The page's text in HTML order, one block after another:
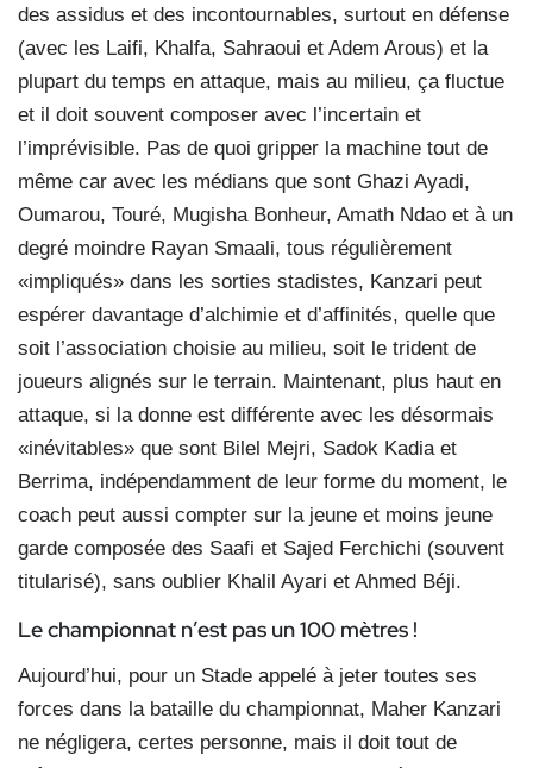
des assidus et des incontournables, surtout en défense
(avec les Laifi, Khalfa, Sahraoui et Adem Arous) et la
plupart du temps en attaque, mais au milieu, ça fluctue
et il doit souvent composer avec l’incertain et
l’imprévisible. Pas de quoi gripper la machine tout de
même car avec les médians que sont Ghazi Ayadi,
Oumarou, Touré, Mugisha Bonheur, Amath Ndao et à un
degré moindre Rayan Smaali, tous régulièrement
«impliqués» dans les sorties stadistes, Kanzari peut
espérer davantage d’alchimie et d’affinités, quelle que
soit l’association choisie au milieu, soit le trident de
joueurs alignés sur le terrain. Maintenant, plus haut en
attaque, si la donne est différente avec les désormais
«inévitables» que sont Bilel Mejri, Sadok Kadia et
Berrima, indépendamment de leur forme du moment, le
coach peut aussi compter sur la jeune et moins jeune
garde composée des Saafi et Sajed Ferchichi (souvent
titularisé), sans oublier Khalil Ayari et Ahmed Béji.
Le championnat n’est pas un 100 mètres !
Aujourd’hui, pour un Stade appelé à jeter toutes ses
forces dans la bataille du championnat, Maher Kanzari
ne négligera, certes personne, mais il doit tout de